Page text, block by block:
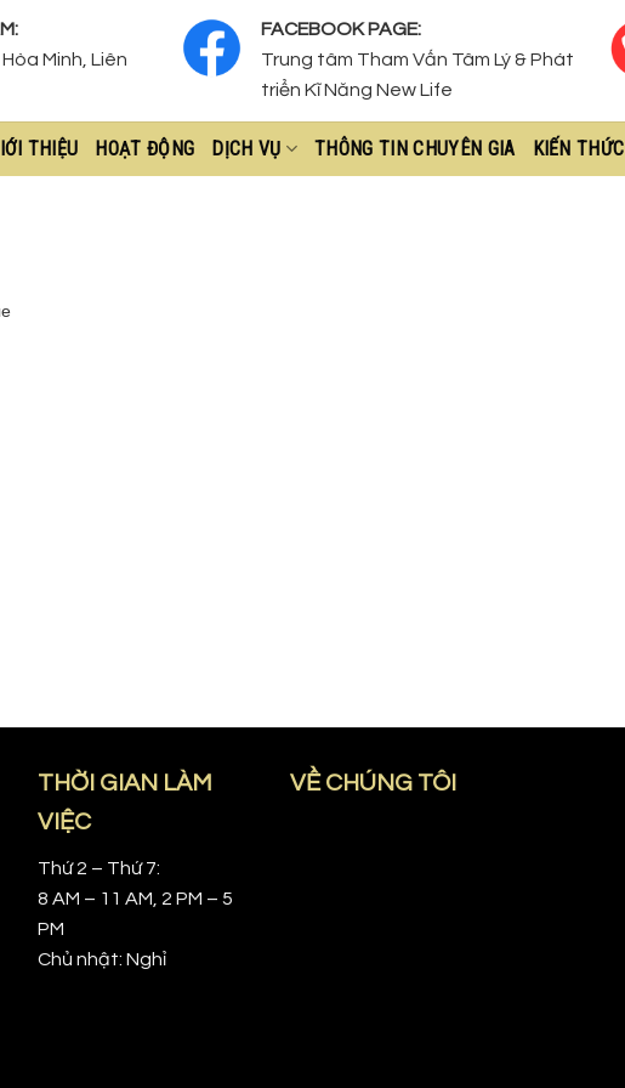
Minh, Liên
FACEBOOK PAGE:
Trung tâm Tham Vấn Tâm Lý & Phát
triển Kĩ Năng New Life
THIỆU HOẠT ĐỘNG DỊCH VỤ THÔNG TIN CHUYÊN GIA KIẾN THỨC
THỜI GIAN LÀM
VIỆC
Thứ 2 – Thứ 7:
8 AM – 11 AM, 2 PM – 5
PM
Chủ nhật: Nghỉ
VỀ CHÚNG TÔI